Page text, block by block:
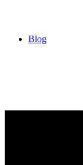
Blog